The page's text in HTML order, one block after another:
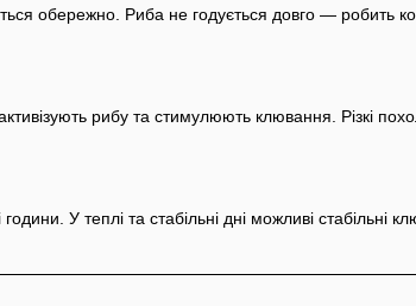
обережно. Риба не годується довго — робить
рибу та стимулюють клювання. Різкі
У теплі та стабільні дні можливі стабільні